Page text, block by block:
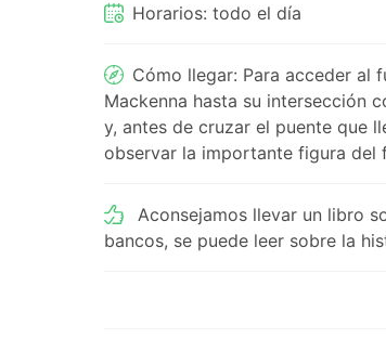
Horarios: todo el día
Cómo llegar: Para acceder al
Mackenna hasta su intersección
y, antes de cruzar el puente que
observar la importante figura del
Aconsejamos llevar un libro
bancos, se puede leer sobre la